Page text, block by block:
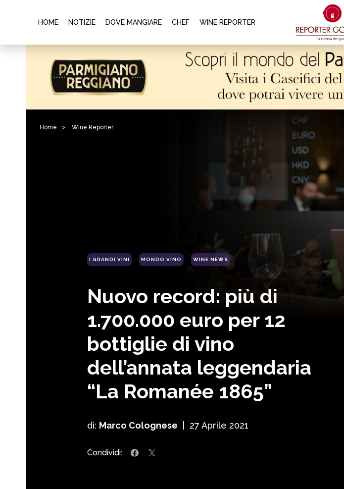
HOME NOTIZIE DOVE MANGIARE CHEF WINE REPORTER
Home > Wine Reporter
I GRANDI VINI MONDO VINO WINE NEWS
Nuovo record: più di
1.700.000 euro per 12
bottiglie di vino
dell’annata leggendaria
“La Romanée 1865”
di: Marco Colognese 27 Aprile 2021
Condividi: